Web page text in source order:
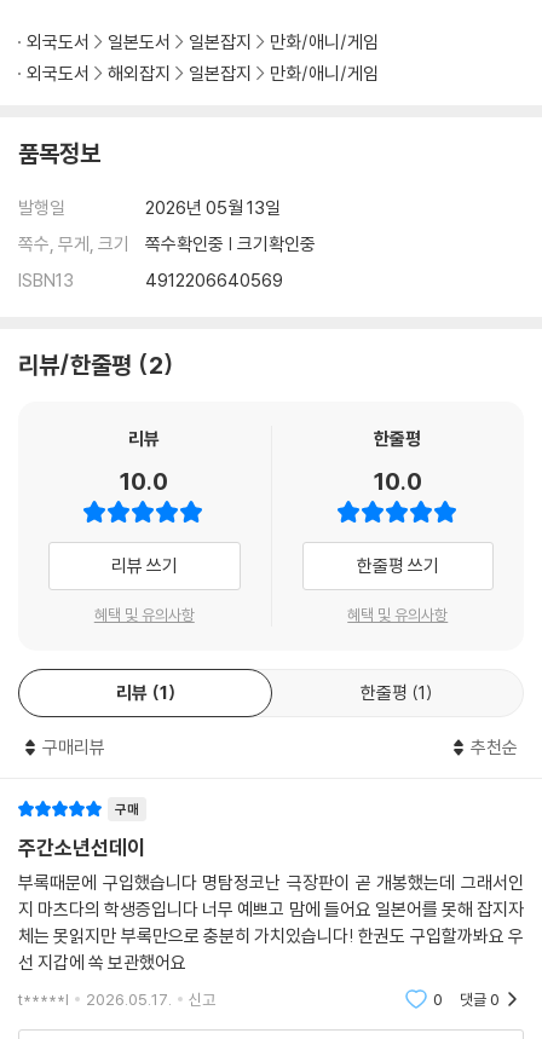
외국도서 일본도서 일본잡지
만화/애니/게임
외국도서
해외잡지 일본잡지 만화/애니/게임
품목정보
발행일
2026년 05월 13일
쪽수, 무게, 크기
쪽수확인중 | 크기확인중
ISBN13
4912206640569
리뷰/한줄평 2
리뷰
10.0
리뷰 쓰기
혜택 및 유의사항
한줄평
10.0
한줄평 쓰기
혜택 및 유의사항
리뷰 1 한줄평 1
구매리뷰 추천순
구매
주간소년선데이
부록때문에 구입했습니다 명탐정코난 극장판이 곧 개봉했는데 그래서인
지 마츠다의 학생증입니다 너무 예쁘고 맘에 들어요 일본어를 못해 잡지자
체는 못읽지만 부록만으로 충분히 가치있습니다! 한권도 구입할까봐요 우
선 지갑에 쏙 보관했어요
t*****l 2026.05.17. 신고 0 댓글0